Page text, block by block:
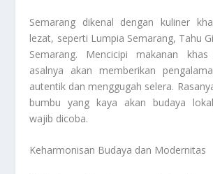
Semarang dikenal dengan kuliner
lezat, seperti Lumpia Semarang, Tahu
Semarang. Mencicipi makanan
asalnya akan memberikan
autentik dan menggugah selera.
bumbu yang kaya akan budaya
wajib dicoba.
Keharmonisan Budaya dan Modernitas